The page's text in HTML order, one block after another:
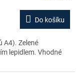
Do košíku
A4). Zelené
lepidlem. Vhodné